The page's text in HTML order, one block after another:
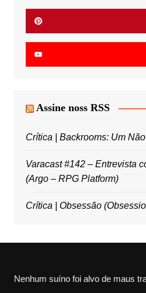
Assine noss RSS
Crítica | Backrooms: Um
Varacast #142 – Entrevista
(Argo – RPG Platform)
Crítica | Obsessão
Nenhum suíno foi alvo de maus